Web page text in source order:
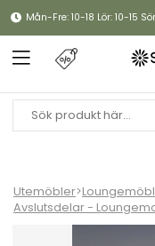
Mån-Fre: 10-18 Lör: 10-15
Utemöbler>
Avslutsdelar -